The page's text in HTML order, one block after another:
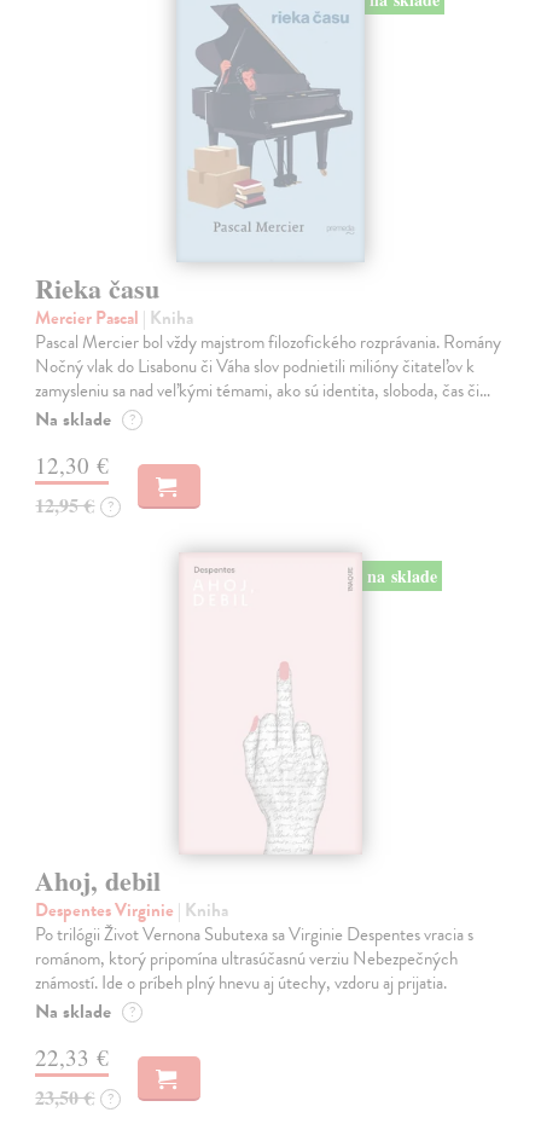
Rieka času
Mercier Pascal | Kniha
Pascal Mercier bol vždy majstrom filozofického rozprávania. Romány
Nočný vlak do Lisabonu či Váha slov podnietili milióny čitateľov k
zamysleniu sa nad veľkými témami, ako sú identita, sloboda, čas či…
Na sklade ?
12,30 €
12,95 € ?
na sklade
Ahoj, debil
Despentes Virginie | Kniha
Po trilógii Život Vernona Subutexa sa Virginie Despentes vracia s
románom, ktorý pripomína ultrasúčasnú verziu Nebezpečných
známostí. Ide o príbeh plný hnevu aj útechy, vzdoru aj prijatia.
Na sklade ?
22,33 €
23,50 € ?